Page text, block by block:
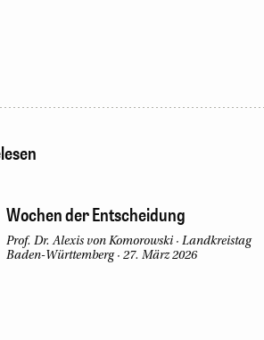
Wochen der Entscheidung
Prof. Dr. Alexis von Komorowski · Landkreistag
Baden-Württemberg· 27. März 2026